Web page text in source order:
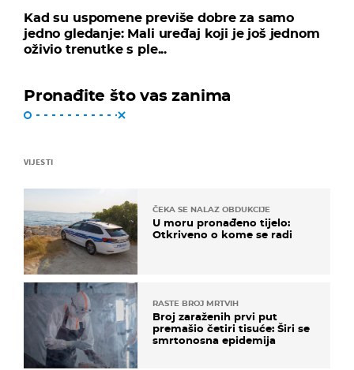
Kad su uspomene previše dobre za samo
jedno gledanje: Mali uređaj koji je još jednom
oživio trenutke s ple...
Pronađite što vas zanima
VIJESTI
ČEKA SE NALAZ OBDUKCIJE
U moru pronađeno tijelo:
Otkriveno o kome se radi
RASTE BROJ MRTVIH
Broj zaraženih prvi put
premašio četiri tisuće: Širi se
smrtonosna epidemija